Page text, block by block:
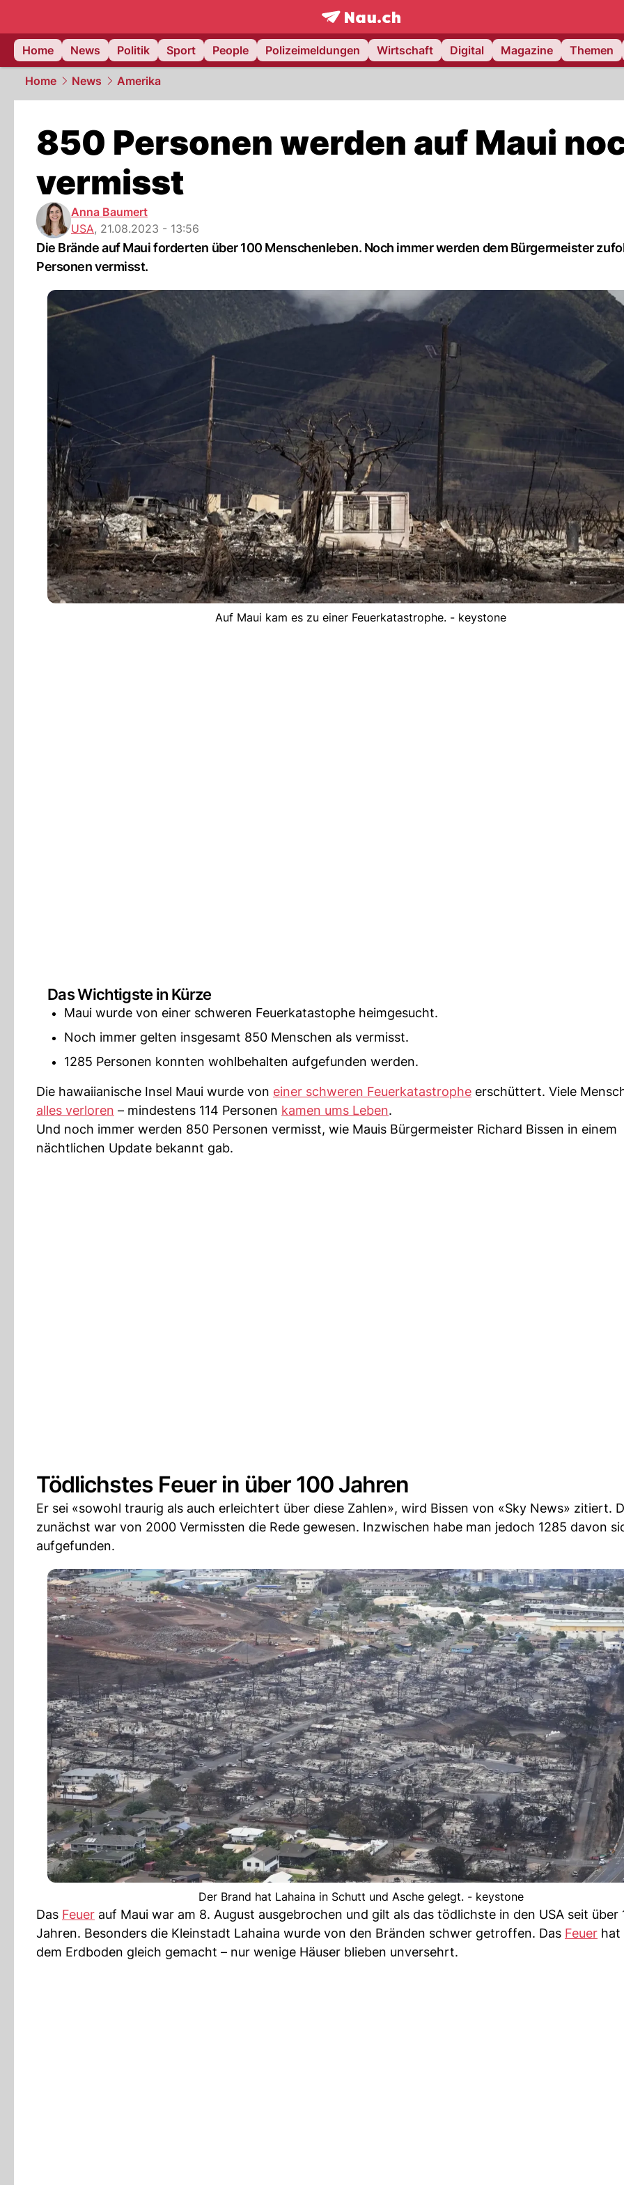
frontpage.NAU.ch
Home
News Politik Sport People Polizeimeldungen Wirtschaft Digital Magazine Themen
Home News Amerika
850 Personen werden auf Maui
vermisst
Anna Baumert
USA, 21.08.2023 - 13:56
Die Brände auf Maui forderten über 100 Menschenleben. Noch immer werden dem Bürgermeister
Personen vermisst.
Auf Maui kam es zu einer Feuerkatastrophe. - keystone
Das Wichtigste in Kürze
Maui wurde von einer schweren Feuerkatastophe heimgesucht.
Noch immer gelten insgesamt 850 Menschen als vermisst.
1285 Personen konnten wohlbehalten aufgefunden werden.
Die hawaiianische Insel Maui wurde von einer schweren Feuerkatastrophe erschüttert. Viele
alles verloren – mindestens 114 Personen kamen ums Leben.
Und noch immer werden 850 Personen vermisst, wie Mauis Bürgermeister Richard Bissen in einem
nächtlichen Update bekannt gab.
Tödlichstes Feuer in über 100 Jahren
Er sei «sowohl traurig als auch erleichtert über diese Zahlen», wird Bissen von «Sky News» zitiert.
zunächst war von 2000 Vermissten die Rede gewesen. Inzwischen habe man jedoch 1285 davon
aufgefunden.
Der Brand hat Lahaina in Schutt und Asche gelegt. - keystone
Das Feuer auf Maui war am 8. August ausgebrochen und gilt als das tödlichste in den USA seit über
Jahren. Besonders die Kleinstadt Lahaina wurde von den Bränden schwer getroffen. Das Feuer hat
dem Erdboden gleich gemacht – nur wenige Häuser blieben unversehrt.